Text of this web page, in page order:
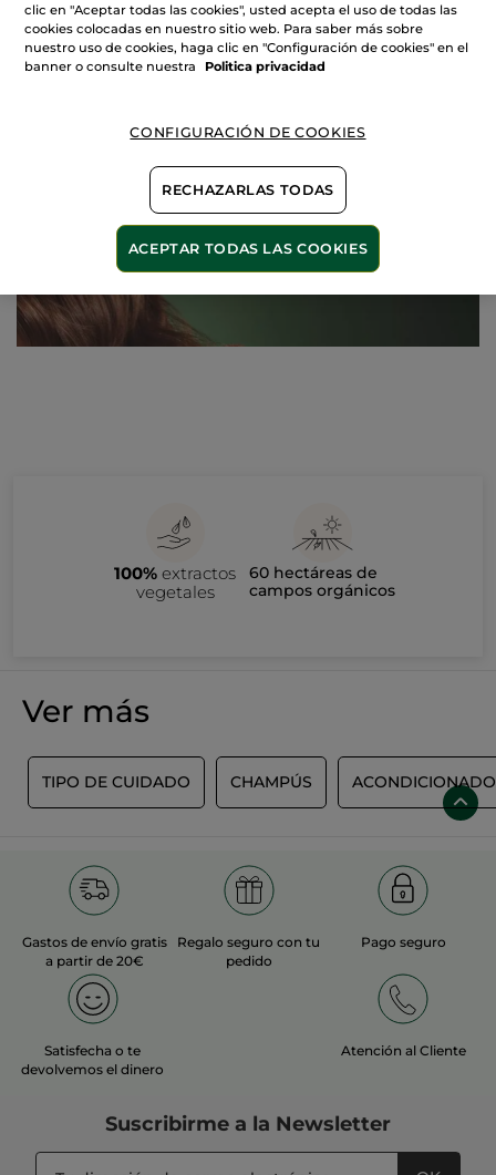
AÑADIR A MI
CESTA
100% extractos
vegetales
60 hectáreas de
campos orgánicos
Ver más
TIPO DE CUIDADO CHAMPÚS
Gastos de envío gratis
a partir de 20€
Regalo seguro con tu
pedido
Pago seguro
Satisfecha o te
devolvemos el dinero
Atención al Cliente
Suscribirme a la Newsletter
clic en "Aceptar todas las cookies", usted acepta el uso de todas las
cookies colocadas en nuestro sitio web. Para saber más sobre
nuestro uso de cookies, haga clic en "Configuración de cookies" en el
banner o consulte nuestra
Politica privacidad
CONFIGURACIÓN DE COOKIES
RECHAZARLAS TODAS
ACEPTAR TODAS LAS COOKIES